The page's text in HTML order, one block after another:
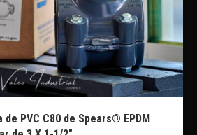
PVC C80 de Spears® EPDM